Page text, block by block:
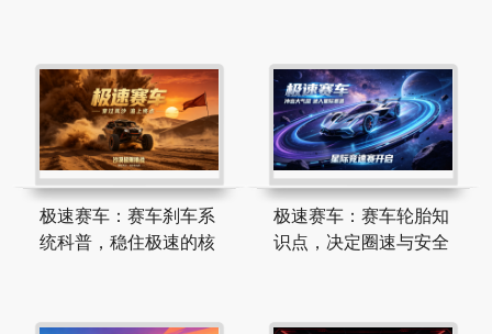
极速赛车：赛车刹车系
统科普，稳住极速的核
极速赛车：赛车轮胎知
识点，决定圈速与安全